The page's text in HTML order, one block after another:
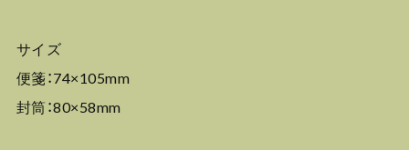
サイズ
便箋：74×105mm
封筒：80×58mm